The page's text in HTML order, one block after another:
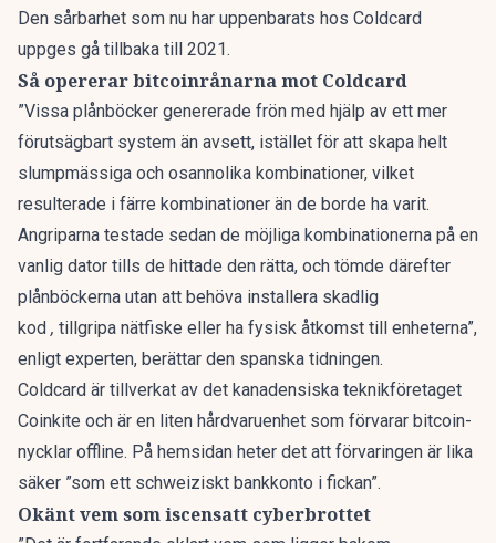
Den sårbarhet som nu har uppenbarats hos Coldcard
uppges gå tillbaka till 2021.
Så opererar bitcoinrånarna mot Coldcard
”Vissa plånböcker genererade frön med hjälp av ett mer
förutsägbart system än avsett, istället för att skapa helt
slumpmässiga och osannolika kombinationer, vilket
resulterade i färre kombinationer än de borde ha varit.
Angriparna testade sedan de möjliga kombinationerna på en
vanlig dator tills de hittade den rätta, och tömde därefter
plånböckerna utan att behöva installera skadlig
kod , tillgripa nätfiske eller ha fysisk åtkomst till enheterna”,
enligt experten, berättar den spanska tidningen.
Coldcard är tillverkat av det kanadensiska teknikföretaget
Coinkite och är en liten hårdvaruenhet som förvarar bitcoin-
nycklar offline. På hemsidan heter det att förvaringen är lika
säker ”som ett schweiziskt bankkonto i fickan”.
Okänt vem som iscensatt cyberbrottet